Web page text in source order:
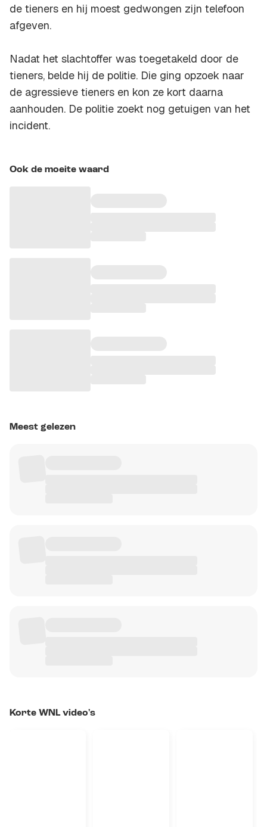
de tieners en hij moest gedwongen zijn telefoon
afgeven.
Nadat het slachtoffer was toegetakeld door de
tieners, belde hij de politie. Die ging opzoek naar
de agressieve tieners en kon ze kort daarna
aanhouden. De politie zoekt nog getuigen van het
incident.
Ook de moeite waard
Meest gelezen
Korte WNL video's